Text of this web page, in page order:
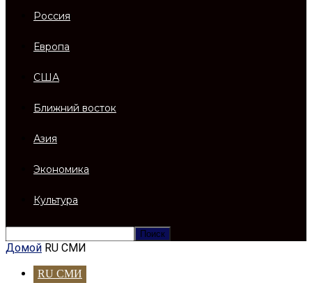
Россия
Европа
США
Ближний восток
Азия
Экономика
Культура
Домой RU СМИ
RU СМИ